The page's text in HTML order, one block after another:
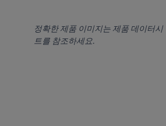
정확한 제품 이미지는 제품 데이터시
트를 참조하세요.